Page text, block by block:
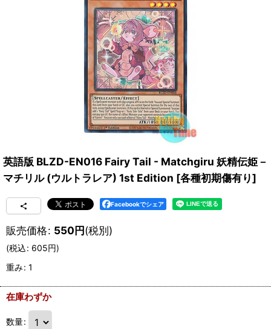
英語版 BLZD-EN016 Fairy Tail - Matchgiru 妖精伝姫－
マチリル (ウルトラレア) 1st Edition [各種初期傷有り]
Facebookでシェア
販売価格: 550円(税別)
(税込: 605円)
重み: 1
在庫わずか
数量: